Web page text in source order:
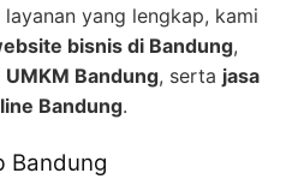
yang lengkap, kami
bisnis di Bandung,
Bandung, serta jasa
Bandung.
Bandung